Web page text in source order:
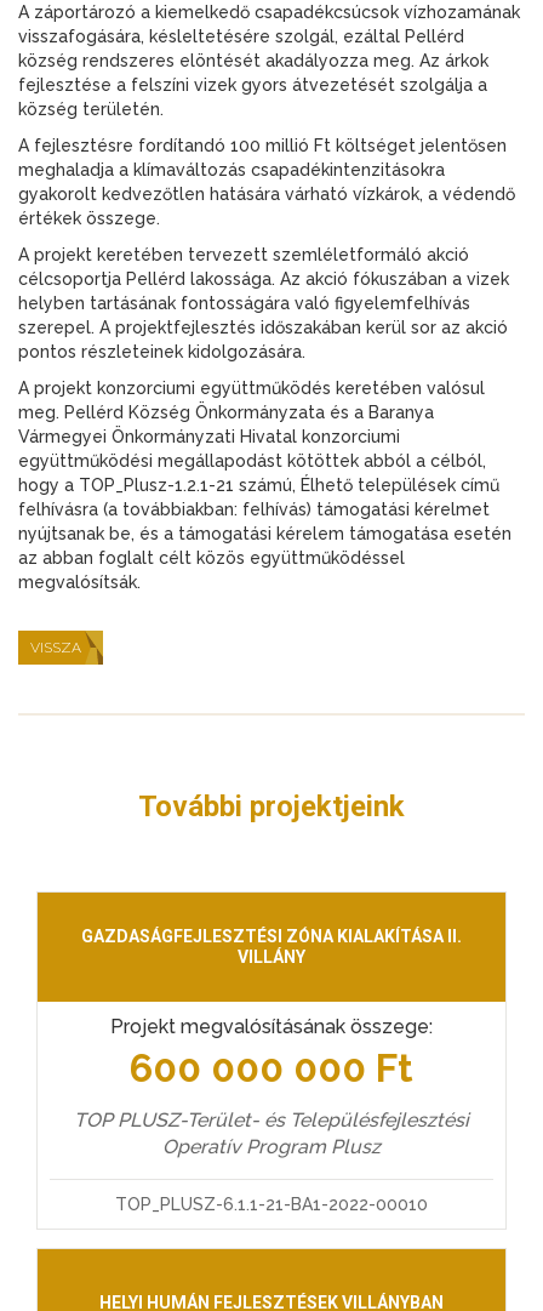
A záportározó a kiemelkedő csapadékcsúcsok vízhozamának
visszafogására, késleltetésére szolgál, ezáltal Pellérd
község rendszeres elöntését akadályozza meg. Az árkok
fejlesztése a felszíni vizek gyors átvezetését szolgálja a
község területén.
A fejlesztésre fordítandó 100 millió Ft költséget jelentősen
meghaladja a klímaváltozás csapadékintenzitásokra
gyakorolt kedvezőtlen hatására várható vízkárok, a védendő
értékek összege.
A projekt keretében tervezett szemléletformáló akció
célcsoportja Pellérd lakossága. Az akció fókuszában a vizek
helyben tartásának fontosságára való figyelemfelhívás
szerepel. A projektfejlesztés időszakában kerül sor az akció
pontos részleteinek kidolgozására.
A projekt konzorciumi együttműködés keretében valósul
meg. Pellérd Község Önkormányzata és a Baranya
Vármegyei Önkormányzati Hivatal konzorciumi
együttműködési megállapodást kötöttek abból a célból,
hogy a TOP_Plusz-1.2.1-21 számú, Élhető települések című
felhívásra (a továbbiakban: felhívás) támogatási kérelmet
nyújtsanak be, és a támogatási kérelem támogatása esetén
az abban foglalt célt közös együttműködéssel
megvalósítsák.
VISSZA
További projektjeink
GAZDASÁGFEJLESZTÉSI ZÓNA KIALAKÍTÁSA II.
VILLÁNY
Projekt megvalósításának összege:
600 000 000 Ft
TOP PLUSZ-Terület- és Településfejlesztési
Operatív Program Plusz
TOP_PLUSZ-6.1.1-21-BA1-2022-00010
HELYI HUMÁN FEJLESZTÉSEK VILLÁNYBAN